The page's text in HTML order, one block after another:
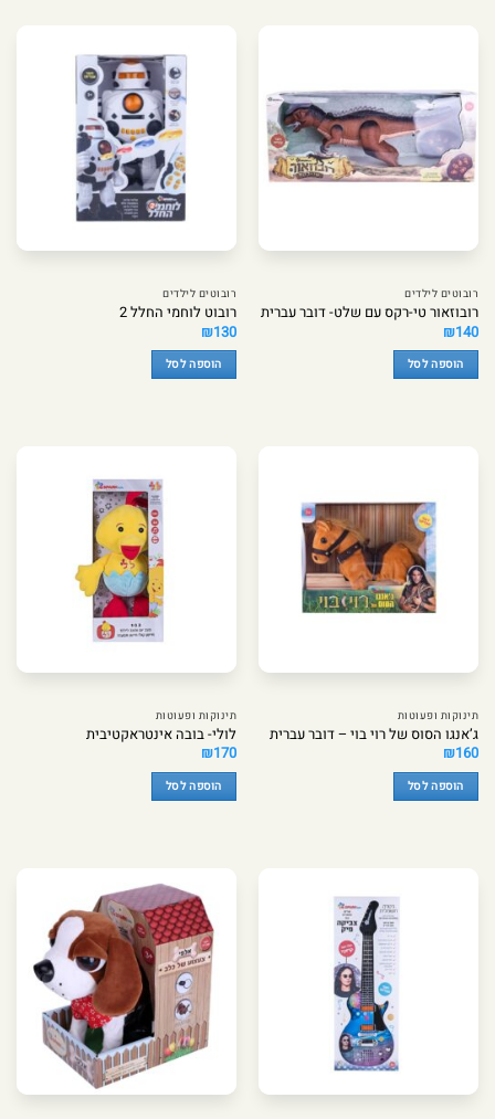
רובוטים לילדים
רובוזאור טי-רקס עם שלט- דובר עברית
₪140
הוספה לסל
רובוטים לילדים
רובוט לוחמי החלל 2
₪130
הוספה לסל
תינוקות ופעוטות
ג’אנגו הסוס של רוי בוי – דובר עברית
₪160
הוספה לסל
תינוקות ופעוטות
לולי- בובה אינטראקטיבית
₪170
הוספה לסל